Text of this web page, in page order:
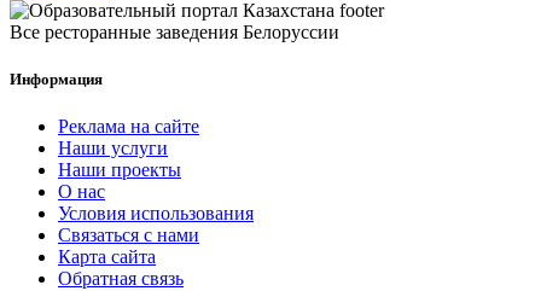
Все ресторанные заведения Белоруссии
Информация
Реклама на сайте
Наши услуги
Наши проекты
О нас
Условия использования
Связаться с нами
Карта сайта
Обратная связь